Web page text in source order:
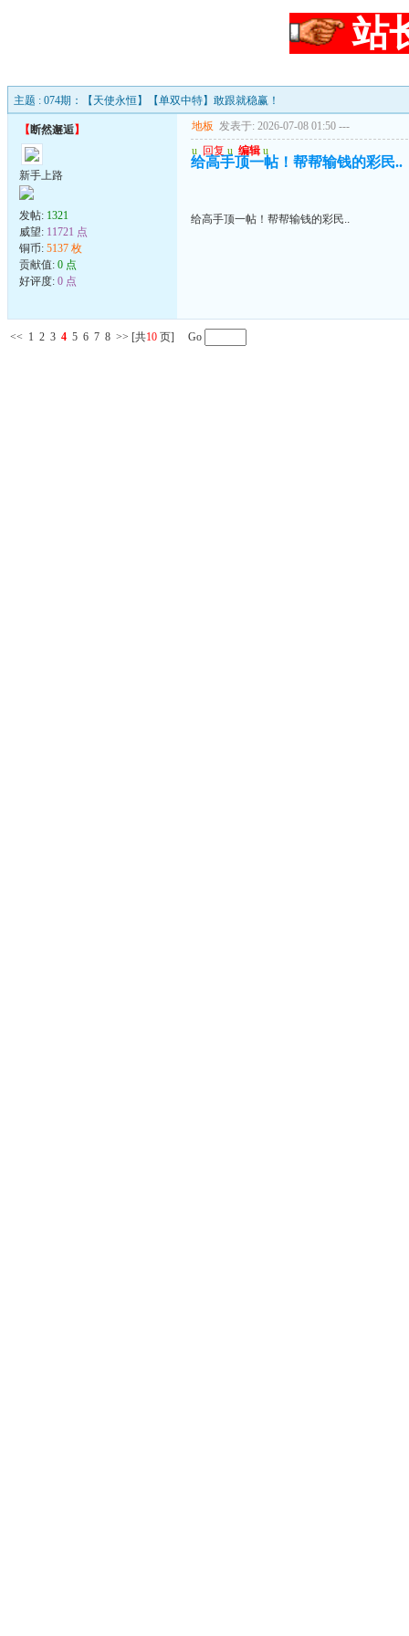
站
主题 : 074期：【天使永恒】【单双中特】敢跟就稳赢！
【 断然邂逅】
新手上路
发帖: 1321
威望: 11721 点
铜币: 5137 枚
贡献值: 0 点
好评度: 0 点
地板 发表于: 2026-07-08 01:50 ---
u 回复 u 编辑 u
给高手顶一帖！帮帮输钱的彩民..
给高手顶一帖！帮帮输钱的彩民..
<< 1 2 3 4 5 6 7 8 >> [共10 页] Go